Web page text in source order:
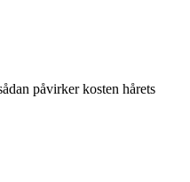
påvirker kosten hårets